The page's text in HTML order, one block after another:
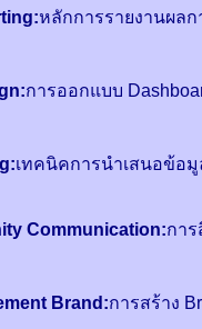
หลักการรายงานผลก
การออกแบบ
เทคนิคการนำเสนอข้อมู
Communication:การ
Brand:การสร้าง